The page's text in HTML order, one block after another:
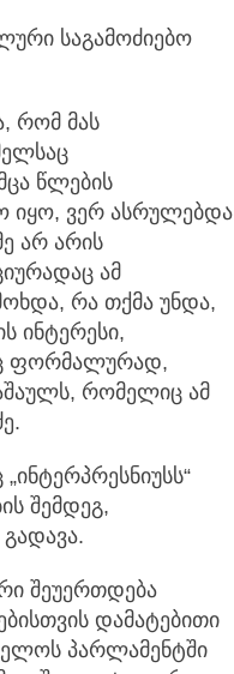
საგამოძიებო
რომ მას
წლების
იყო, ვერ ასრულებდა
არ არის
ამ
რა თქმა უნდა,
ინტერესი,
ფორმალურად,
რომელიც ამ
შემდეგ,
შეუერთდება
დამატებითი
პარლამენტში